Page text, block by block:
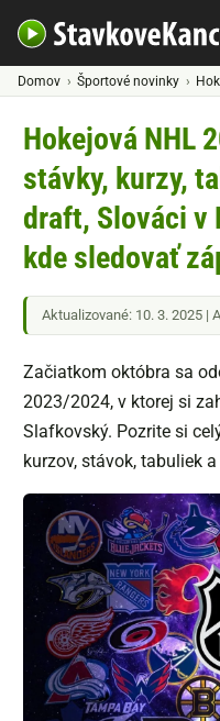
Domov Športové novinky
Hokejová NHL
stávky, kurzy,
draft, Slováci v
kde sledovať
Aktualizované: 10. 3. 2025 |
Začiatkom októbra sa
2023/2024, v ktorej si
Slafkovský. Pozrite si
kurzov, stávok, tabuliek